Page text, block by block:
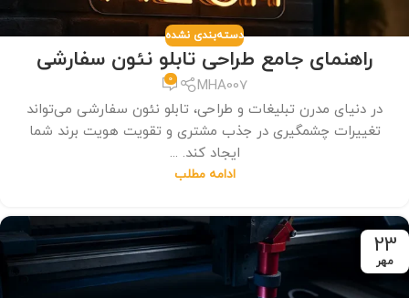
دسته‌بندی نشده
راهنمای جامع طراحی تابلو نئون سفارشی
MHA007
0
در دنیای مدرن تبلیغات و طراحی، تابلو نئون سفارشی می‌تواند
تغییرات چشمگیری در جذب مشتری و تقویت هویت برند شما
ایجاد کند. ...
ادامه مطلب
23
مهر